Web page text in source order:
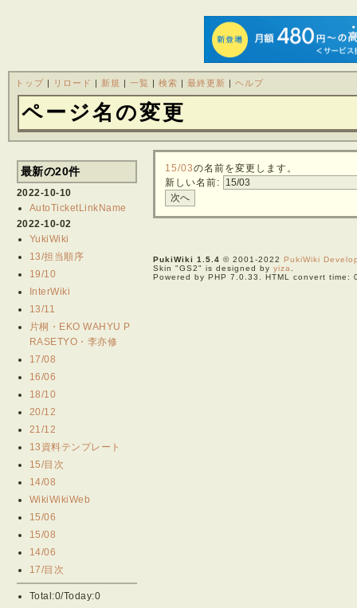
トップ リロード 新規 一覧 検索 最終更新 ヘルプ
ページ名の変更
最新の20件
2022-10-10
AutoTicketLinkName
2022-10-02
YukiWiki
13/担当順序
19/10
InterWiki
13/11
片桐・EKO WAHYU P
RASETYO・李亦修
17/08
16/06
18/10
20/12
21/12
13資料テンプレート
15/目次
14/08
WikiWikiWeb
15/06
15/08
14/06
17/目次
Total:0/Today:0
15/03の名前を変更します。
新しい名前:
PukiWiki 1.5.4 © 2001-2022 PukiWiki
Skin "GS2" is designed byyiza.
Powered by PHP 7.0.33. HTML convert time: